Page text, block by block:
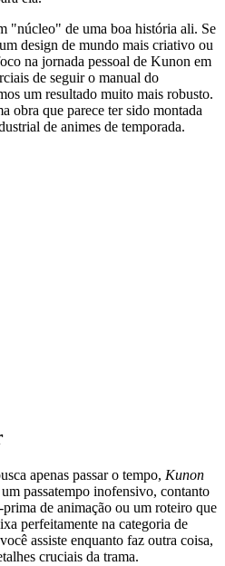
"núcleo" de uma boa história ali. Se
design de mundo mais criativo ou
na jornada pessoal de Kunon em
de seguir o manual do
um resultado muito mais robusto.
obra que parece ter sido montada
de animes de temporada.
apenas passar o tempo, Kunon
passatempo inofensivo, contanto
de animação ou um roteiro que
perfeitamente na categoria de
assiste enquanto faz outra coisa,
cruciais da trama.